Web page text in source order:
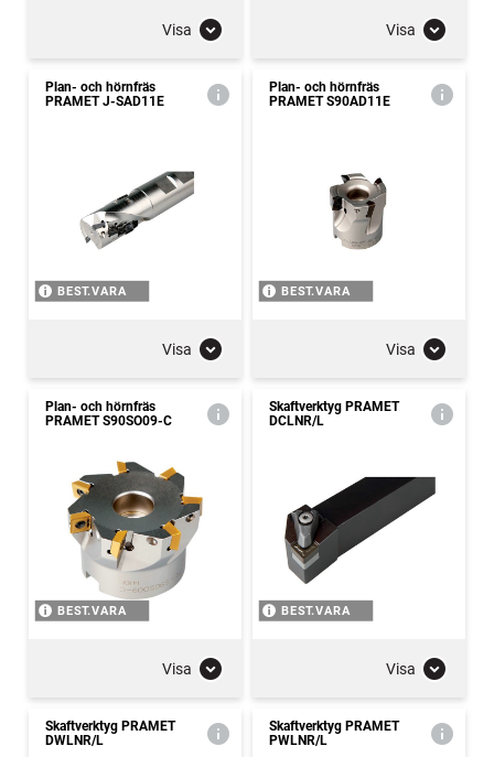
Visa Visa
Plan- och hörnfräs
PRAMET J-SAD11E
BEST.VARA
Visa
Plan- och hörnfräs
PRAMET S90AD11E
BEST.VARA
Visa
Plan- och hörnfräs
PRAMET S90SO09-C
BEST.VARA
Visa
Skaftverktyg PRAMET
DCLNR/L
BEST.VARA
Visa
Skaftverktyg PRAMET
DWLNR/L
Skaftverktyg PRAMET
PWLNR/L